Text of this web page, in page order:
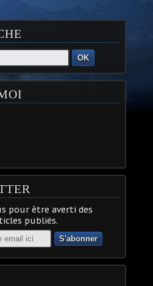
OK
pour être averti des
publiés.